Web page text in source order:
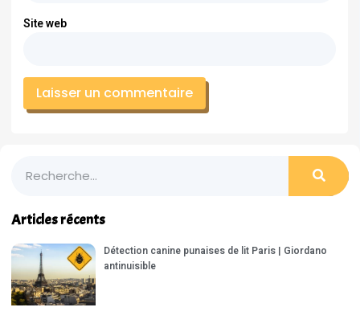
Site web
Articles récents
Détection canine punaises de lit Paris | Giordano
antinuisible